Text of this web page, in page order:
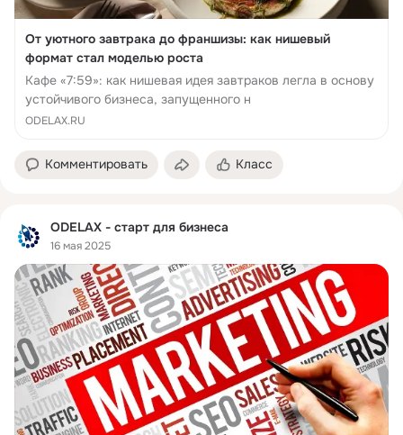
От уютного завтрака до франшизы: как нишевый
формат стал моделью роста
Кафе «7:59»: как нишевая идея завтраков легла в основу
устойчивого бизнеса, запущенного н
ODELAX.RU
Комментировать Класс
ODELAX - старт для бизнеса
16 мая 2025